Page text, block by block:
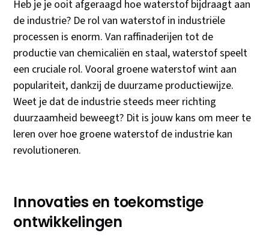
Heb je je ooit afgeraagd hoe waterstof bijdraagt aan
de industrie? De rol van waterstof in industriële
processen is enorm. Van raffinaderijen tot de
productie van chemicaliën en staal, waterstof speelt
een cruciale rol. Vooral groene waterstof wint aan
populariteit, dankzij de duurzame productiewijze.
Weet je dat de industrie steeds meer richting
duurzaamheid beweegt? Dit is jouw kans om meer te
leren over hoe groene waterstof de industrie kan
revolutioneren.
Innovaties en toekomstige
ontwikkelingen